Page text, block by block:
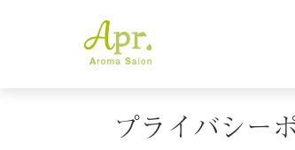
プライバシー